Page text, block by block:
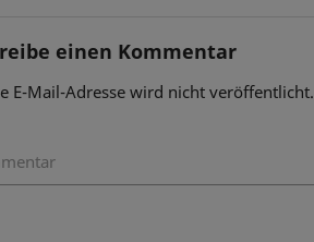
einen Kommentar
E-Mail-Adresse wird nicht veröffentlicht.